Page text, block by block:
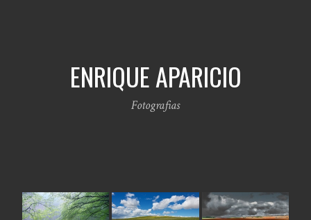
ENRIQUE APARICIO
Fotografias